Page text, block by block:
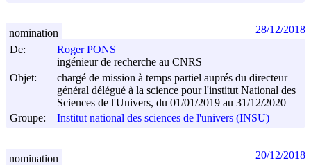
De:
Roger PONS
ingénieur de recherche au CNRS
Objet:
chargé de mission à temps partiel auprés du directeur
général délégué à la science pour l'institut National des
Sciences de l'Univers, du 01/01/2019 au 31/12/2020
Groupe:
Institut national des sciences de l'univers (INSU)
nomination 28/12/2018
nomination 20/12/2018